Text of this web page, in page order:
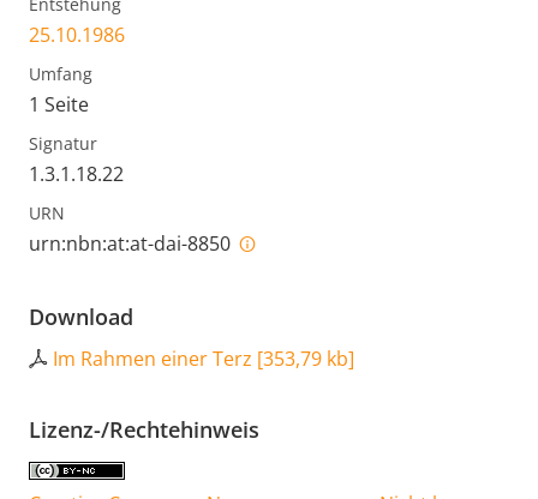
25.10.1986
Umfang
1 Seite
Signatur
1.3.1.18.22
URN
urn:nbn:at:at-dai-8850
Download
Im Rahmen einer Terz [353,79 kb]
Lizenz-/Rechtehinweis